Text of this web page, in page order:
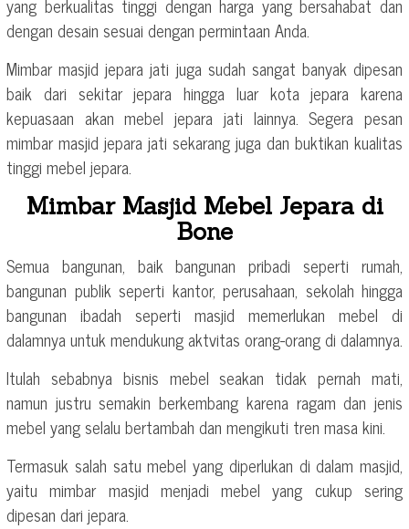
dengan desain sesuai dengan permintaan Anda.
Mimbar masjid jepara jati juga sudah sangat banyak dipesan
baik dari sekitar jepara hingga luar kota jepara karena
kepuasaan akan mebel jepara jati lainnya. Segera pesan
mimbar masjid jepara jati sekarang juga dan buktikan kualitas
tinggi mebel jepara.
Mimbar Masjid Mebel Jepara di
Bone
Semua bangunan, baik bangunan pribadi seperti rumah,
bangunan publik seperti kantor, perusahaan, sekolah hingga
bangunan ibadah seperti masjid memerlukan mebel di
dalamnya untuk mendukung aktvitas orang-orang di dalamnya.
Itulah sebabnya bisnis mebel seakan tidak pernah mati,
namun justru semakin berkembang karena ragam dan jenis
mebel yang selalu bertambah dan mengikuti tren masa kini.
Termasuk salah satu mebel yang diperlukan di dalam masjid,
yaitu mimbar masjid menjadi mebel yang cukup sering
dipesan dari jepara.